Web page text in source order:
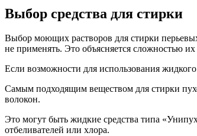
Выбор средства для стирки
Выбор моющих растворов для стирки
не применять. Это объясняется сложностью
Если возможности для использования
Самым подходящим веществом для стирки
волокон.
Это могут быть жидкие средства типа
отбеливателей или хлора.